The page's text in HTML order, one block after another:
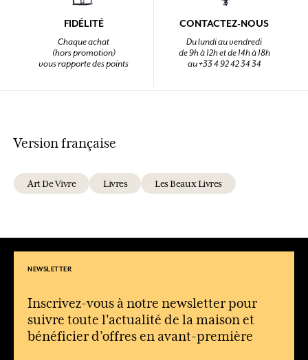
FIDÉLITÉ
Chaque achat
(hors promotion)
vous rapporte des points
CONTACTEZ-NOUS
Du lundi au vendredi
de 9h à 12h et de 14h à 18h
au +33 4 92 42 34 34
Version française
Art De Vivre Livres Les Beaux Livres
NEWSLETTER
Inscrivez-vous à notre newsletter pour
suivre toute l'actualité de la maison et
bénéficier d’offres en avant-première